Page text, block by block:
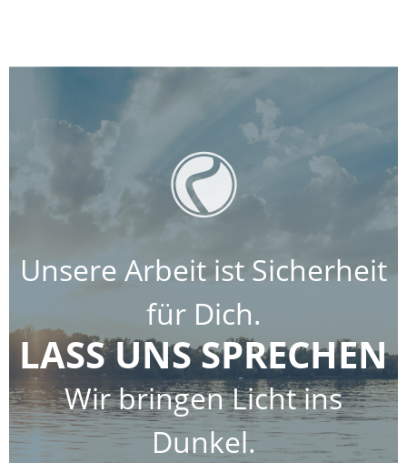
Unsere Arbeit ist Sicherheit
für Dich.
LASS UNS SPRECHEN
Wir bringen Licht ins
Dunkel.